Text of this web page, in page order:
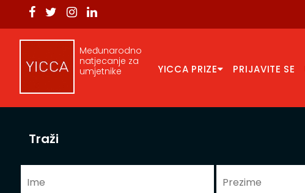
Međunarodno
natjecanje za
umjetnike
YICCA PRIZE PRIJAVITE SE
Traži